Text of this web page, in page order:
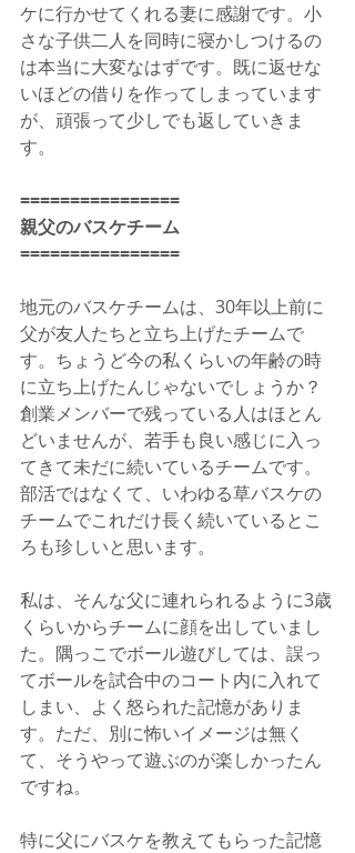
ケに行かせてくれる妻に感謝です。小
さな子供二人を同時に寝かしつけるの
は本当に大変なはずです。既に返せな
いほどの借りを作ってしまっています
が、頑張って少しでも返していきま
す。
================
親父のバスケチーム
================
地元のバスケチームは、30年以上前に
父が友人たちと立ち上げたチームで
す。ちょうど今の私くらいの年齢の時
に立ち上げたんじゃないでしょうか？
創業メンバーで残っている人はほとん
どいませんが、若手も良い感じに入っ
てきて未だに続いているチームです。
部活ではなくて、いわゆる草バスケの
チームでこれだけ長く続いているとこ
ろも珍しいと思います。
私は、そんな父に連れられるように3歳
くらいからチームに顔を出していまし
た。隅っこでボール遊びしては、誤っ
てボールを試合中のコート内に入れて
しまい、よく怒られた記憶がありま
す。ただ、別に怖いイメージは無く
て、そうやって遊ぶのが楽しかったん
ですね。
特に父にバスケを教えてもらった記憶